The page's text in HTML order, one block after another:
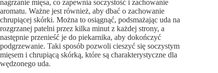
nagrzanie mięsa, co zapewnia soczystość i zachowanie
aromatu. Ważne jest również, aby dbać o zachowanie
chrupiącej skórki. Można to osiągnąć, podsmażając uda na
rozgrzanej patelni przez kilka minut z każdej strony, a
następnie przenieść je do piekarnika, aby dokończyć
podgrzewanie. Taki sposób pozwoli cieszyć się soczystym
mięsem i chrupiącą skórką, które są charakterystyczne dla
wędzonego uda.